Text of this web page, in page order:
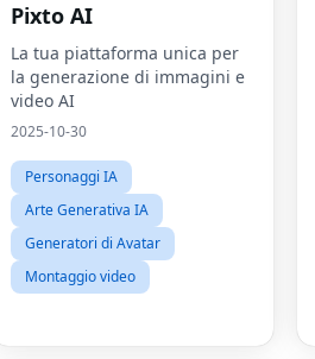
Pixto AI
La tua piattaforma unica per
la generazione di immagini e
video AI
2025-10-30
Personaggi IA
Arte Generativa IA
Generatori di Avatar
Montaggio video